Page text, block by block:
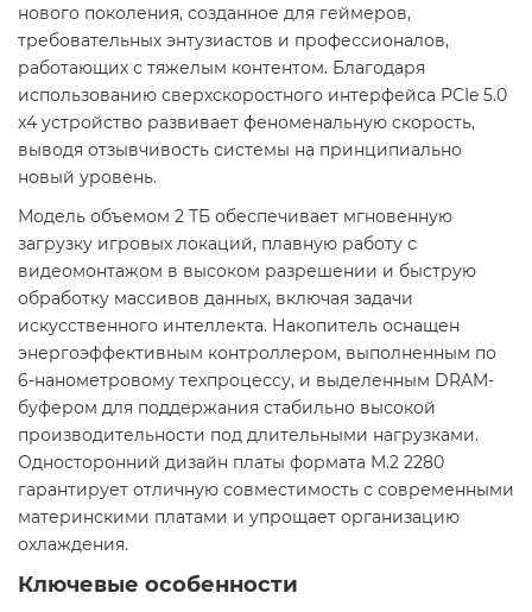
нового поколения, созданное для геймеров,
требовательных энтузиастов и профессионалов,
работающих с тяжелым контентом. Благодаря
использованию сверхскоростного интерфейса PCIe 5.0
x4 устройство развивает феноменальную скорость,
выводя отзывчивость системы на принципиально
новый уровень.
Модель объемом 2 ТБ обеспечивает мгновенную
загрузку игровых локаций, плавную работу с
видеомонтажом в высоком разрешении и быструю
обработку массивов данных, включая задачи
искусственного интеллекта. Накопитель оснащен
энергоэффективным контроллером, выполненным по
6-нанометровому техпроцессу, и выделенным DRAM-
буфером для поддержания стабильно высокой
производительности под длительными нагрузками.
Односторонний дизайн платы формата M.2 2280
гарантирует отличную совместимость с современными
материнскими платами и упрощает организацию
охлаждения.
Ключевые особенности